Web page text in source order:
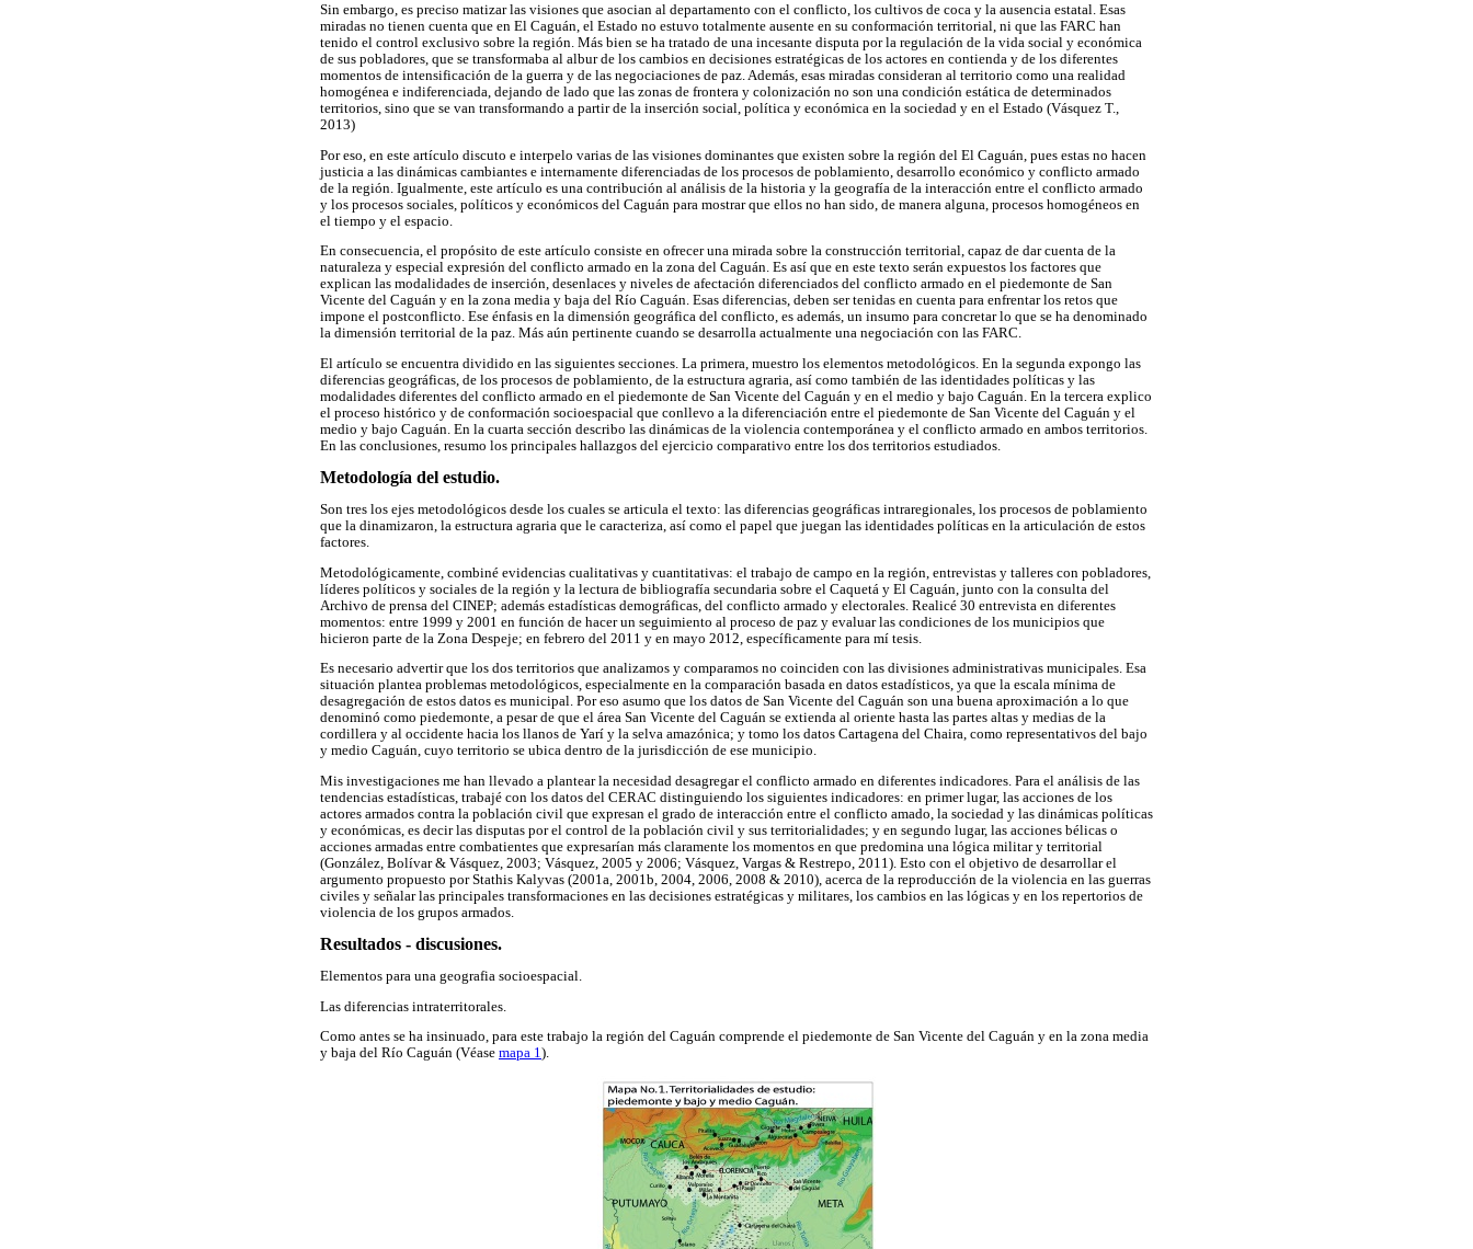
Sin embargo, es preciso matizar las visiones que asocian al departamento con el conflicto, los cultivos de coca y la ausencia estatal. Esas
miradas no tienen cuenta que en El Caguán, el Estado no estuvo totalmente ausente en su conformación territorial, ni que las FARC han
tenido el control exclusivo sobre la región. Más bien se ha tratado de una incesante disputa por la regulación de la vida social y económica
de sus pobladores, que se transformaba al albur de los cambios en decisiones estratégicas de los actores en contienda y de los diferentes
momentos de intensificación de la guerra y de las negociaciones de paz. Además, esas miradas consideran al territorio como una realidad
homogénea e indiferenciada, dejando de lado que las zonas de frontera y colonización no son una condición estática de determinados
territorios, sino que se van transformando a partir de la inserción social, política y económica en la sociedad y en el Estado (Vásquez T.,
2013)
Por eso, en este artículo discuto e interpelo varias de las visiones dominantes que existen sobre la región del El Caguán, pues estas no hacen
justicia a las dinámicas cambiantes e internamente diferenciadas de los procesos de poblamiento, desarrollo económico y conflicto armado
de la región. Igualmente, este artículo es una contribución al análisis de la historia y la geografía de la interacción entre el conflicto armado
y los procesos sociales, políticos y económicos del Caguán para mostrar que ellos no han sido, de manera alguna, procesos homogéneos en
el tiempo y el espacio.
En consecuencia, el propósito de este artículo consiste en ofrecer una mirada sobre la construcción territorial, capaz de dar cuenta de la
naturaleza y especial expresión del conflicto armado en la zona del Caguán. Es así que en este texto serán expuestos los factores que
explican las modalidades de inserción, desenlaces y niveles de afectación diferenciados del conflicto armado en el piedemonte de San
Vicente del Caguán y en la zona media y baja del Río Caguán. Esas diferencias, deben ser tenidas en cuenta para enfrentar los retos que
impone el postconflicto. Ese énfasis en la dimensión geográfica del conflicto, es además, un insumo para concretar lo que se ha denominado
la dimensión territorial de la paz. Más aún pertinente cuando se desarrolla actualmente una negociación con las FARC.
El artículo se encuentra dividido en las siguientes secciones. La primera, muestro los elementos metodológicos. En la segunda expongo las
diferencias geográficas, de los procesos de poblamiento, de la estructura agraria, así como también de las identidades políticas y las
modalidades diferentes del conflicto armado en el piedemonte de San Vicente del Caguán y en el medio y bajo Caguán. En la tercera explico
el proceso histórico y de conformación socioespacial que conllevo a la diferenciación entre el piedemonte de San Vicente del Caguán y el
medio y bajo Caguán. En la cuarta sección describo las dinámicas de la violencia contemporánea y el conflicto armado en ambos territorios.
En las conclusiones, resumo los principales hallazgos del ejercicio comparativo entre los dos territorios estudiados.
Metodología del estudio.
Son tres los ejes metodológicos desde los cuales se articula el texto: las diferencias geográficas intraregionales, los procesos de poblamiento
que la dinamizaron, la estructura agraria que le caracteriza, así como el papel que juegan las identidades políticas en la articulación de estos
factores.
Metodológicamente, combiné evidencias cualitativas y cuantitativas: el trabajo de campo en la región, entrevistas y talleres con pobladores,
líderes políticos y sociales de la región y la lectura de bibliografía secundaria sobre el Caquetá y El Caguán, junto con la consulta del
Archivo de prensa del CINEP; además estadísticas demográficas, del conflicto armado y electorales. Realicé 30 entrevista en diferentes
momentos: entre 1999 y 2001 en función de hacer un seguimiento al proceso de paz y evaluar las condiciones de los municipios que
hicieron parte de la Zona Despeje; en febrero del 2011 y en mayo 2012, específicamente para mí tesis.
Es necesario advertir que los dos territorios que analizamos y comparamos no coinciden con las divisiones administrativas municipales. Esa
situación plantea problemas metodológicos, especialmente en la comparación basada en datos estadísticos, ya que la escala mínima de
desagregación de estos datos es municipal. Por eso asumo que los datos de San Vicente del Caguán son una buena aproximación a lo que
denominó como piedemonte, a pesar de que el área San Vicente del Caguán se extienda al oriente hasta las partes altas y medias de la
cordillera y al occidente hacia los llanos de Yarí y la selva amazónica; y tomo los datos Cartagena del Chaira, como representativos del bajo
y medio Caguán, cuyo territorio se ubica dentro de la jurisdicción de ese municipio.
Mis investigaciones me han llevado a plantear la necesidad desagregar el conflicto armado en diferentes indicadores. Para el análisis de las
tendencias estadísticas, trabajé con los datos del CERAC distinguiendo los siguientes indicadores: en primer lugar, las acciones de los
actores armados contra la población civil que expresan el grado de interacción entre el conflicto amado, la sociedad y las dinámicas políticas
y económicas, es decir las disputas por el control de la población civil y sus territorialidades; y en segundo lugar, las acciones bélicas o
acciones armadas entre combatientes que expresarían más claramente los momentos en que predomina una lógica militar y territorial
(González, Bolívar & Vásquez, 2003; Vásquez, 2005 y 2006; Vásquez, Vargas & Restrepo, 2011). Esto con el objetivo de desarrollar el
argumento propuesto por Stathis Kalyvas (2001a, 2001b, 2004, 2006, 2008 & 2010), acerca de la reproducción de la violencia en las guerras
civiles y señalar las principales transformaciones en las decisiones estratégicas y militares, los cambios en las lógicas y en los repertorios de
violencia de los grupos armados.
Resultados - discusiones.
Elementos para una geografia socioespacial.
Las diferencias intraterritorales.
Como antes se ha insinuado, para este trabajo la región del Caguán comprende el piedemonte de San Vicente del Caguán y en la zona media
y baja del Río Caguán (Véase mapa 1).